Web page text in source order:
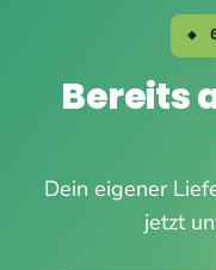
◆
Bereits
Dein eigener
jetzt